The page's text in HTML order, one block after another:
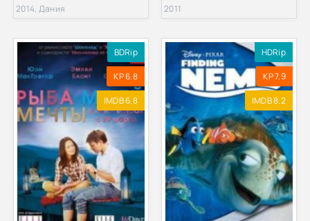
2014, Дания 2011
BDRip
KP 6.8
IMDB 6.8
HDRip
KP 7.9
IMDB 8.2